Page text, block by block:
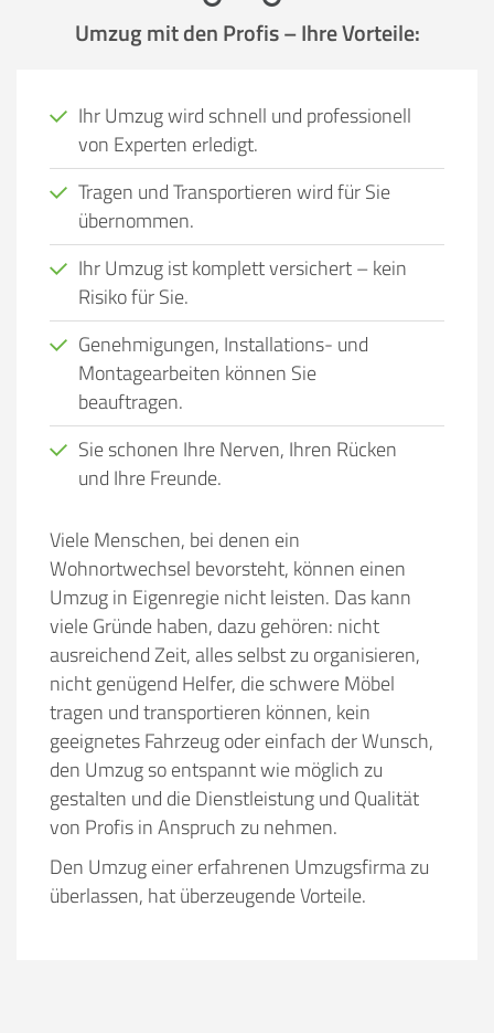
Umzug mit den Profis – Ihre Vorteile:
Ihr Umzug wird schnell und professionell
von Experten erledigt.
Tragen und Transportieren wird für Sie
übernommen.
Ihr Umzug ist komplett versichert – kein
Risiko für Sie.
Genehmigungen, Installations- und
Montagearbeiten können Sie
beauftragen.
Sie schonen Ihre Nerven, Ihren Rücken
und Ihre Freunde.
Viele Menschen, bei denen ein
Wohnortwechsel bevorsteht, können einen
Umzug in Eigenregie nicht leisten. Das kann
viele Gründe haben, dazu gehören: nicht
ausreichend Zeit, alles selbst zu organisieren,
nicht genügend Helfer, die schwere Möbel
tragen und transportieren können, kein
geeignetes Fahrzeug oder einfach der Wunsch,
den Umzug so entspannt wie möglich zu
gestalten und die Dienstleistung und Qualität
von Profis in Anspruch zu nehmen.
Den Umzug einer erfahrenen Umzugsfirma zu
überlassen, hat überzeugende Vorteile.